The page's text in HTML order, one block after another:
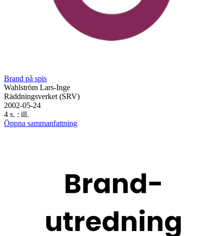
Brand på spis
Wahlström Lars-Inge
Räddningsverket (SRV)
2002-05-24
4 s. : ill.
Öppna sammanfattning